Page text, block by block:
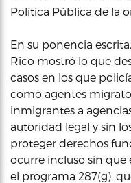
Política Pública de la
En su ponencia
Rico mostró lo que
casos en los que
como agentes
inmigrantes a
autoridad legal y sin
proteger derechos
ocurre incluso sin que
el programa 287(g),